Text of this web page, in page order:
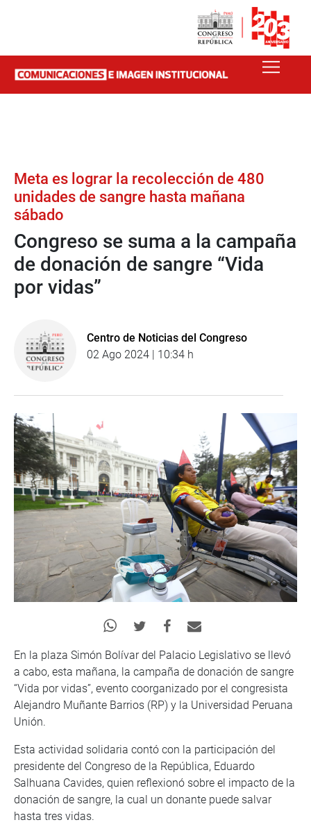
Meta es lograr la recolección de 480
unidades de sangre hasta mañana
sábado
Congreso se suma a la campaña
de donación de sangre “Vida
por vidas”
Centro de Noticias del Congreso
02 Ago 2024 | 10:34 h
En la plaza Simón Bolívar del Palacio Legislativo se llevó
a cabo, esta mañana, la campaña de donación de sangre
“Vida por vidas”, evento coorganizado por el congresista
Alejandro Muñante Barrios (RP) y la Universidad Peruana
Unión.
Esta actividad solidaria contó con la participación del
presidente del Congreso de la República, Eduardo
Salhuana Cavides, quien reflexionó sobre el impacto de la
donación de sangre, la cual un donante puede salvar
hasta tres vidas.